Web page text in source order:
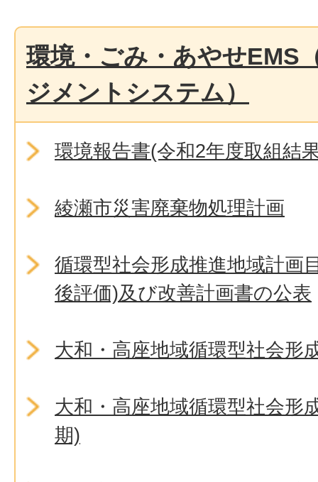
環境・ごみ・あやせEMS
ジメントシステム）
環境報告書(令和2年度取組結
綾瀬市災害廃棄物処理計画
循環型社会形成推進地域計画
後評価)及び改善計画書の公表
大和・高座地域循環型社会形
大和・高座地域循環型社会形
期)